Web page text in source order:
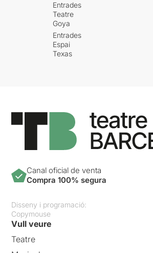
Entrades
Teatre
Goya
Entrades
Espai
Texas
Canal oficial de venta
Compra 100% segura
Disseny i programació:
Copymouse
Vull veure
Teatre